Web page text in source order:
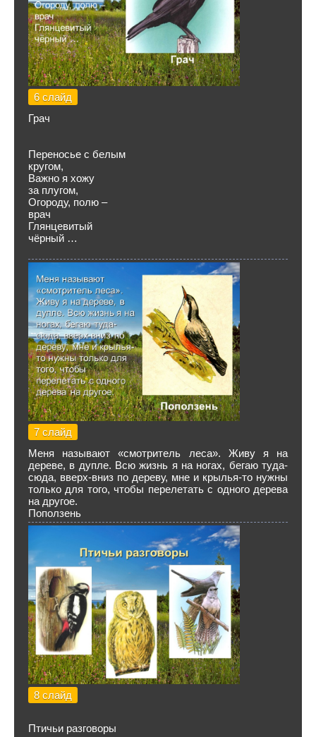
6 слайд
Грач
Переносье с белым
кругом,
Важно я хожу
за плугом,
Огороду, полю –
врач
Глянцевитый
чёрный …
7 слайд
Меня называют «смотритель леса». Живу я на
дереве, в дупле. Всю жизнь я на ногах, бегаю туда-
сюда, вверх-вниз по дереву, мне и крылья-то нужны
только для того, чтобы перелетать с одного дерева
на другое.
Поползень
8 слайд
Птичьи разговоры